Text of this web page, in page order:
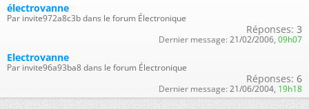
électrovanne
Par invite972a8c3b dans le forum Électronique
Réponses: 3
Dernier message: 21/02/2006, 09h07
Electrovanne
Par invite96a93ba8 dans le forum Électronique
Réponses: 6
Dernier message: 21/06/2004, 19h18